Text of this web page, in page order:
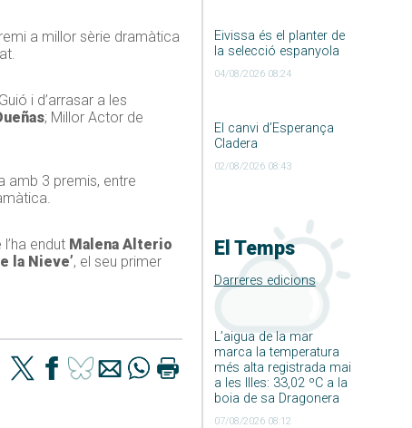
Eivissa és el planter de
la selecció espanyola
04/08/2026 08:24
El canvi d’Esperança
Cladera
02/08/2026 08:43
El Temps
Darreres edicions
L’aigua de la mar
marca la temperatura
més alta registrada mai
a les Illes: 33,02 ºC a la
boia de sa Dragonera
07/08/2026 08:12
a millor sèrie dramàtica
i d’arrasar a les
; Millor Actor de
amb 3 premis, entre
endut Malena Alterio
la Nieve’, el seu primer